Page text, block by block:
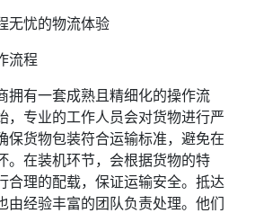
无忧的物流体验
流程
拥有一套成熟且精细化的操作流
，专业的工作人员会对货物进行严
保货物包装符合运输标准，避免在
。在装机环节，会根据货物的特
合理的配载，保证运输安全。抵达
由经验丰富的团队负责处理。他们